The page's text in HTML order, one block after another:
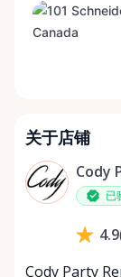
关于店铺
Cody
已
4.9
Cody Party